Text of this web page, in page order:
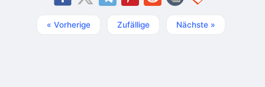
« Vorherige Zufällige Nächste »